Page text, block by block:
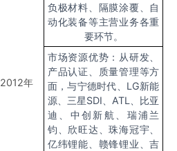
2012年
负极材料、隔膜涂覆、自
动化装备等主营业务各重
要环节。
市场资源优势：从研发、
产品认证、质量管理等方
面，与宁德时代、LG新能
源、三星SDI、ATL、比亚
迪、中创新航、瑞浦兰
钧、欣旺达、珠海冠宇、
亿纬锂能、赣锋锂业、吉